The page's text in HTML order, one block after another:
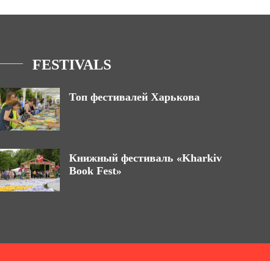
FESTIVALS
Топ фестивалей Харькова
Книжный фестиваль «Kharkiv
Book Fest»